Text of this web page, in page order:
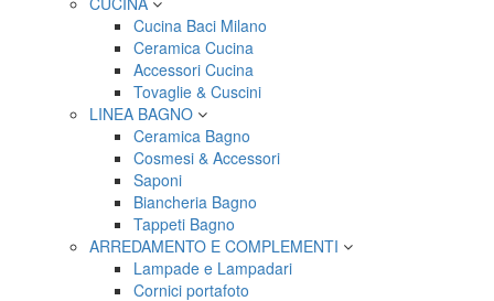
Cucina Baci Milano
Ceramica Cucina
Accessori Cucina
Tovaglie & Cuscini
LINEA BAGNO
Ceramica Bagno
Cosmesi & Accessori
Saponi
Biancheria Bagno
Tappeti Bagno
ARREDAMENTO E COMPLEMENTI
Lampade e Lampadari
Cornici portafoto